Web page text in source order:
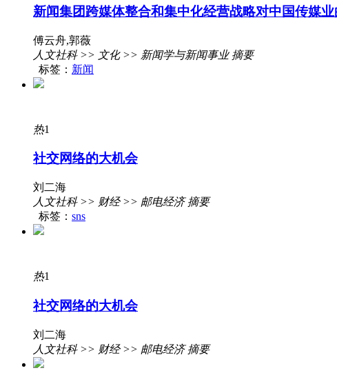
新闻集团跨媒体整合和集中化经营战略对中国传媒
傅云舟,郭薇
人文社科 >> 文化 >> 新闻学与新闻事业 摘要
标签： 新闻
热1
社交网络的大机会
刘二海
人文社科 >> 财经 >> 邮电经济 摘要
标签： sns
热1
社交网络的大机会
刘二海
人文社科 >> 财经 >> 邮电经济 摘要